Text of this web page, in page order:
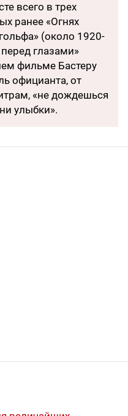
всего в трех
ранее «Огнях
(около 1920-
глазами»
фильме Бастеру
официанта, от
«не дождешься
улыбки».